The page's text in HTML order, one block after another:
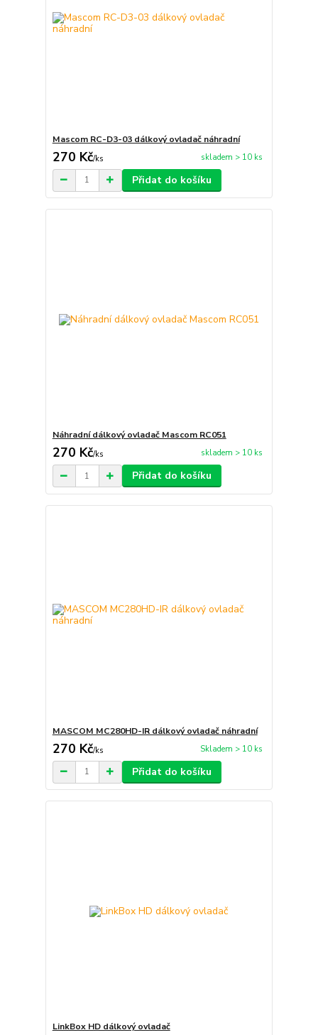
Mascom RC-D3-03 dálkový ovladač náhradní
270 Kč/ks skladem > 10 ks
Přidat do košíku
Náhradní dálkový ovladač Mascom RC051
270 Kč/ks skladem > 10 ks
Přidat do košíku
MASCOM MC280HD-IR dálkový ovladač náhradní
270 Kč/ks Skladem > 10 ks
Přidat do košíku
LinkBox HD dálkový ovladač